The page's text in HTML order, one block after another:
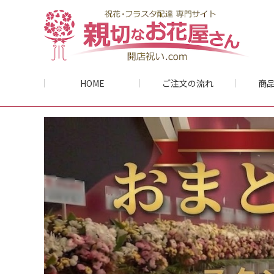
HOME ご注文の流れ 商